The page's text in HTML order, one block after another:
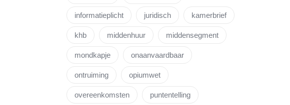
informatieplicht juridisch kamerbrief
khb middenhuur middensegment
mondkapje onaanvaardbaar
ontruiming opiumwet
overeenkomsten puntentelling